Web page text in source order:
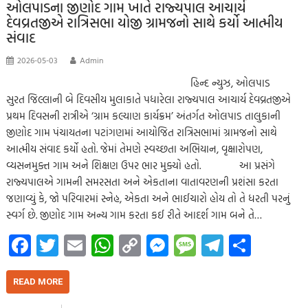
k p
p
nker
ઓલપાડના જીણોદ ગામ ખાતે રાજ્યપાલ આચાર્ય
દેવવ્રતજીએ રાત્રિસભા યોજી ગ્રામજનો સાથે કર્યો આત્મીય
સંવાદ
2026-05-03 Admin
હિન્દ ન્યુઝ, ઓલપાડ
સુરત જિલ્લાની બે દિવસીય મુલાકાતે પધારેલા રાજ્યપાલ આચાર્ય દેવવ્રતજીએ
પ્રથમ દિવસની રાત્રીએ ‘ગ્રામ કલ્યાણ કાર્યક્રમ’ અંતર્ગત ઓલપાડ તાલુકાની
જીણોદ ગામ પંચાયતના પટાંગણમાં આયોજિત રાત્રિસભામાં ગ્રામજનો સાથે
આત્મીય સંવાદ કર્યો હતો. જેમાં તેમણે સ્વચ્છતા અભિયાન, વૃક્ષારોપણ,
વ્યસનમુક્ત ગામ અને શિક્ષણ ઉપર ભાર મુક્યો હતો. આ પ્રસંગે
રાજ્યપાલએ ગામની સમરસતા અને એકતાના વાતાવરણની પ્રશંસા કરતા
જણાવ્યું કે, જો પરિવારમાં સ્નેહ, એકતા અને ભાઈચારો હોય તો તે ધરતી પરનું
સ્વર્ગ છે. જીણોદ ગામ અન્ય ગામ કરતા કઈ રીતે આદર્શ ગામ બને તે…
Fa
ce
b
T
wi
tt
E
m
W
h
C
o
M
es
M
es
Te
le
READ MORE